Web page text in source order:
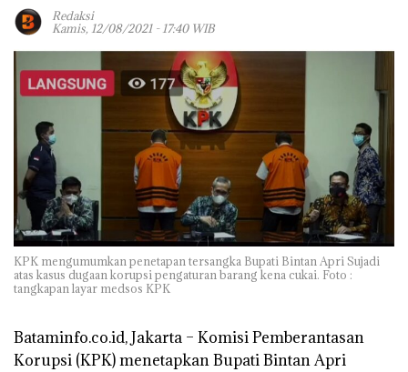
Redaksi
Kamis, 12/08/2021 - 17:40 WIB
KPK mengumumkan penetapan tersangka Bupati Bintan Apri Sujadi
atas kasus dugaan korupsi pengaturan barang kena cukai. Foto :
tangkapan layar medsos KPK
Bataminfo.co.id, Jakarta – Komisi Pemberantasan
Korupsi (KPK) menetapkan Bupati Bintan Apri